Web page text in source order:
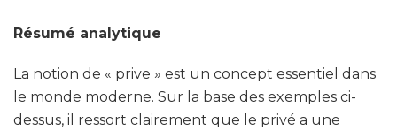
Résumé analytique
La notion de « prive » est un concept essentiel dans
le monde moderne. Sur la base des exemples ci-
dessus, il ressort clairement que le privé a une